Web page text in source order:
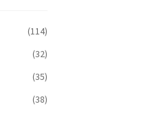
(114)
(32)
(35)
(38)